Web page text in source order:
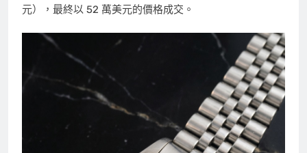
元），最終以 52 萬美元的價格成交。